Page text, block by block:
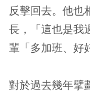
反擊回去。他也
長，「這也是我
輩「多加班、好
對於過去幾年擘